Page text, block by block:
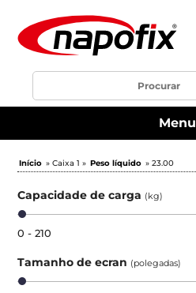
Menu
Início » Caixa 1 » Peso líquido » 23.00
Capacidade de carga (kg)
0 - 210
Tamanho de ecran (polegadas)